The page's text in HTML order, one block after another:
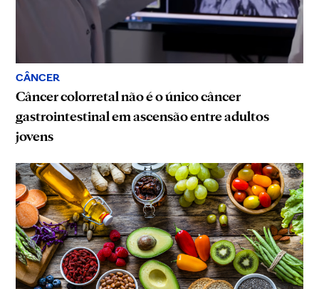
CÂNCER
Câncer colorretal não é o único câncer
gastrointestinal em ascensão entre adultos
jovens